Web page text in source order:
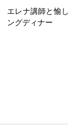
エレナ講師と愉
ングディナー